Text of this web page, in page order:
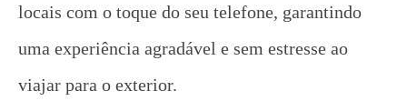
locais com o toque do seu telefone, garantindo
uma experiência agradável e sem estresse ao
viajar para o exterior.